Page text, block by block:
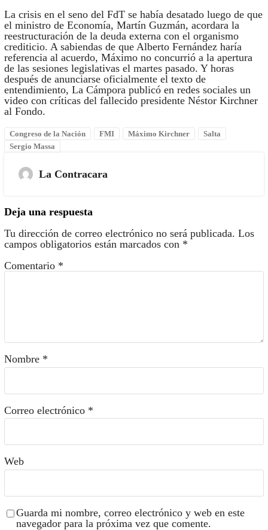
La crisis en el seno del FdT se había desatado luego de que
el ministro de Economía, Martín Guzmán, acordara la
reestructuración de la deuda externa con el organismo
crediticio. A sabiendas de que Alberto Fernández haría
referencia al acuerdo, Máximo no concurrió a la apertura
de las sesiones legislativas el martes pasado. Y horas
después de anunciarse oficialmente el texto de
entendimiento, La Cámpora publicó en redes sociales un
video con críticas del fallecido presidente Néstor Kirchner
al Fondo.
Congreso de la Nación FMI Máximo Kirchner
Salta
Sergio Massa
La Contracara
Deja una respuesta
Tu dirección de correo electrónico no será publicada. Los
campos obligatorios están marcados con *
Comentario *
Nombre *
Correo electrónico *
Web
Guarda mi nombre, correo electrónico y web en este
navegador para la próxima vez que comente.